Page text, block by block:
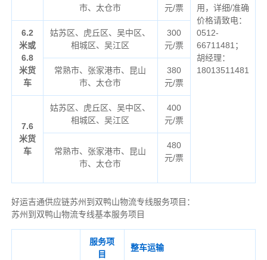
用，详细/准确
价格请致电：
0512-
66711481；
胡经理：
18013511481
市、太仓市
元/票
6.2
米或
6.8
米货
车
姑苏区、虎丘区、吴中区、
相城区、吴江区
300
元/票
常熟市、张家港市、昆山
市、太仓市
380
元/票
7.6
米货
车
姑苏区、虎丘区、吴中区、
相城区、吴江区
400
元/票
常熟市、张家港市、昆山
市、太仓市
480
元/票
好运吉通供应链苏州到双鸭山物流专线服务项目：
苏州到双鸭山物流专线基本服务项目
服务项
目
整车运输